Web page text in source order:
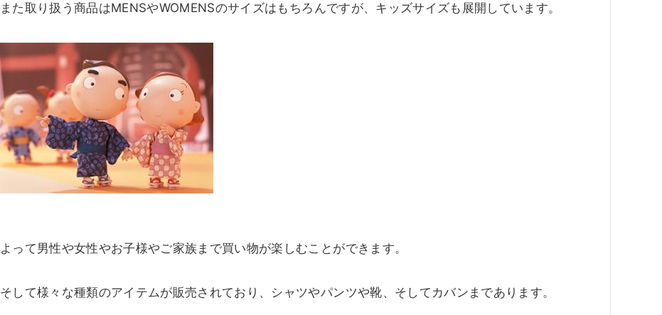
また取り扱う商品はMENSやWOMENSのサイズはもちろんですが、キッズサイズも展開しています。
よって男性や女性やお子様やご家族まで買い物が楽しむことができます。
そして様々な種類のアイテムが販売されており、シャツやパンツや靴、そしてカバンまであります。